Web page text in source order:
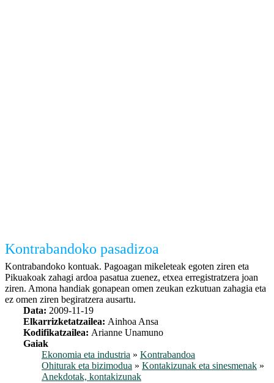
Kontrabandoko pasadizoa
Kontrabandoko kontuak. Pagoagan mikeleteak egoten ziren eta
Pikuakoak zahagi ardoa pasatua zuenez, etxea erregistratzera joan
ziren. Amona handiak gonapean omen zeukan ezkutuan zahagia eta
ez omen ziren begiratzera ausartu.
Data: 2009-11-19
Elkarrizketatzailea: Ainhoa Ansa
Kodifikatzailea: Arianne Unamuno
Gaiak
Ekonomia eta industria » Kontrabandoa
Ohiturak eta bizimodua » Kontakizunak eta sinesmenak »
Anekdotak, kontakizunak